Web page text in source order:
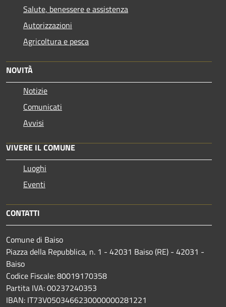
Salute, benessere e assistenza
Autorizzazioni
Agricoltura e pesca
NOVITÀ
Notizie
Comunicati
Avvisi
VIVERE IL COMUNE
Luoghi
Eventi
CONTATTI
Comune di Baiso
Piazza della Repubblica, n. 1 - 42031 Baiso (RE) - 42031 -
Baiso
Codice Fiscale: 80019170358
Partita IVA: 00237240353
IBAN: IT73V0503466230000000281221